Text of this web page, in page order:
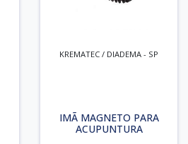
KREMATEC / DIADEMA - SP
IMÃ MAGNETO PARA
ACUPUNTURA